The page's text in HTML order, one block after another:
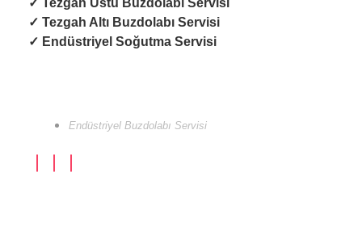
✓ Tezgâh Üstü Buzdolabı Servisi
✓ Tezgah Altı Buzdolabı Servisi
✓ Endüstriyel Soğutma Servisi
Endüstriyel Buzdolabı Servisi